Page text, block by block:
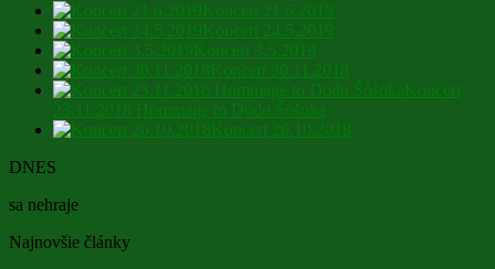
Koncert 21.6.2019
Koncert 24.5.2019
Koncert 3.5.2019
Koncert 30.11.2018
Koncert
23.11.2018 Hommage to Dodo Šošoka
Koncert 26.10.2018
DNES
sa nehraje
Najnovšie články